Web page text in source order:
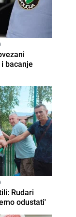
bacanje
Rudari
odustati'